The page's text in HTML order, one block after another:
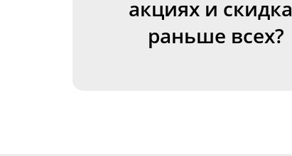
акциях и
раньше всех?